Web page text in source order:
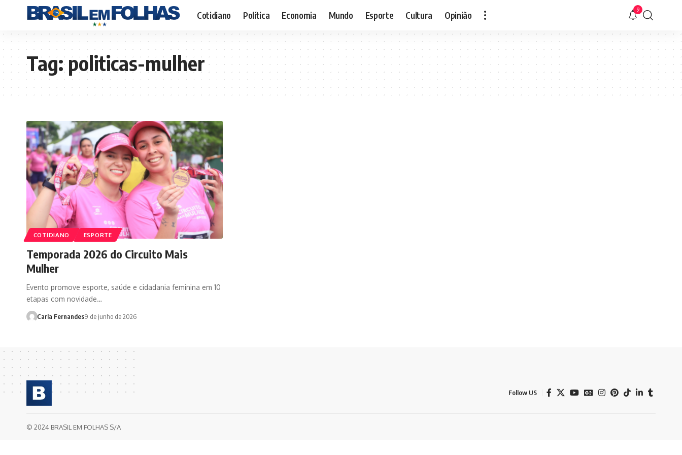
Cotidiano Política Economia Mundo Esporte Cultura Opinião 9
Tag:politicas-mulher
COTIDIANO ESPORTE
Temporada 2026 do Circuito Mais
Mulher
Evento promove esporte, saúde e cidadania feminina em 10
etapas com novidade…
Carla Fernandes9 de junho de 2026
Follow US
© 2024 BRASIL EM FOLHAS S/A